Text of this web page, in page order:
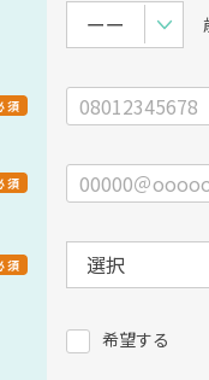
須
須
須
希望する